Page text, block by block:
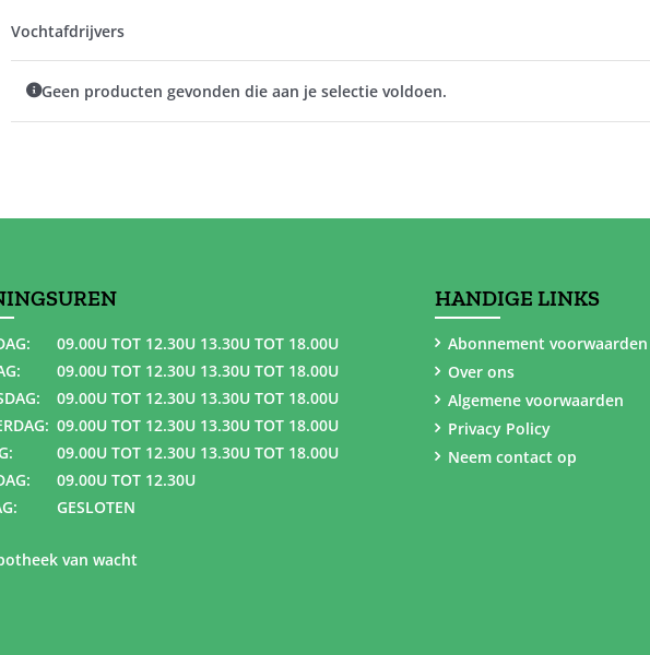
Vochtafdrijvers
Geen producten gevonden die aan je selectie voldoen.
09.00U TOT 12.30U 13.30U TOT 18.00U
09.00U TOT 12.30U 13.30U TOT 18.00U
09.00U TOT 12.30U 13.30U TOT 18.00U
09.00U TOT 12.30U 13.30U TOT 18.00U
09.00U TOT 12.30U 13.30U TOT 18.00U
09.00U TOT 12.30U
GESLOTEN
van wacht
HANDIGE LINKS
Abonnement voorwaarden
Over ons
Algemene voorwaarden
Privacy Policy
Neem contact op